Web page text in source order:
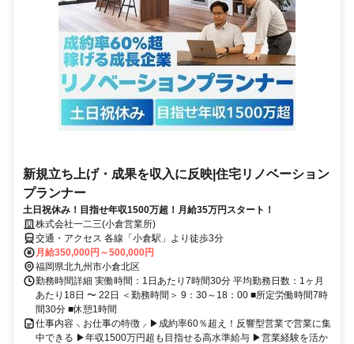
新規立ち上げ・成果を収入に反映|住宅リノベーション
プランナー
土日祝休み！目指せ年収1500万超！月給35万円スタート！
株式会社一二三(小倉営業所)
交通・アクセス 各線「小倉駅」より徒歩3分
月給350,000円～500,000円
福岡県北九州市小倉北区
勤務時間詳細 実働時間：1日あたり7時間30分 平均勤務日数：1ヶ月
あたり18日 〜 22日 ＜勤務時間＞ 9：30～18：00 ■所定労働時間7時
間30分 ■休憩1時間
仕事内容 ⸜ お仕事の特徴 ⸝ ▶成約率60％超え！反響型営業で営業に集
中できる ▶年収1500万円超も目指せる高水準給与 ▶営業経験を活か